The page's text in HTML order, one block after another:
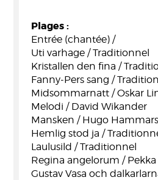
Plages :
Entrée (chantée) /
Uti varhage / Traditionnel
Kristallen den fina /
Fanny-Pers sang /
Midsommarnatt / Oskar
Melodi / David Wikander
Mansken / Hugo
Hemlig stod ja /
Laulusild / Traditionnel
Regina angelorum /
Gustav Vasa och